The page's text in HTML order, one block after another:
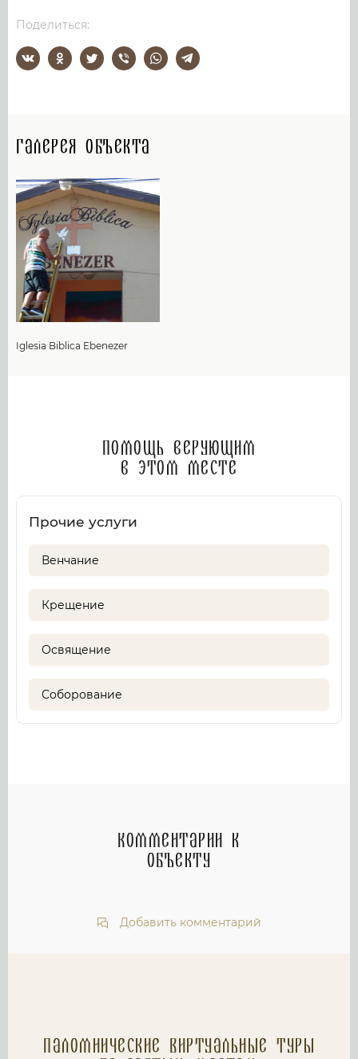
Поделиться:
Галерея объекта
Iglesia Biblica Ebenezer
Помощь верующим
в этом месте
Прочие услуги
Венчание
Крещение
Освящение
Соборование
Комментарии к
объекту
Добавить комментарий
Паломнические Виртуальные туры